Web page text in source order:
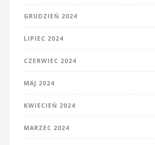
GRUDZIEŃ 2024
LIPIEC 2024
CZERWIEC 2024
MAJ 2024
KWIECIEŃ 2024
MARZEC 2024